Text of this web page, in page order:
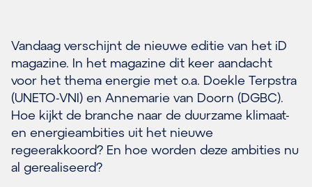
Vandaag verschijnt de nieuwe editie van het iD
magazine. In het magazine dit keer aandacht
voor het thema energie met o.a. Doekle Terpstra
(UNETO-VNI) en Annemarie van Doorn (DGBC).
Hoe kijkt de branche naar de duurzame klimaat-
en energieambities uit het nieuwe
regeerakkoord? En hoe worden deze ambities nu
al gerealiseerd?